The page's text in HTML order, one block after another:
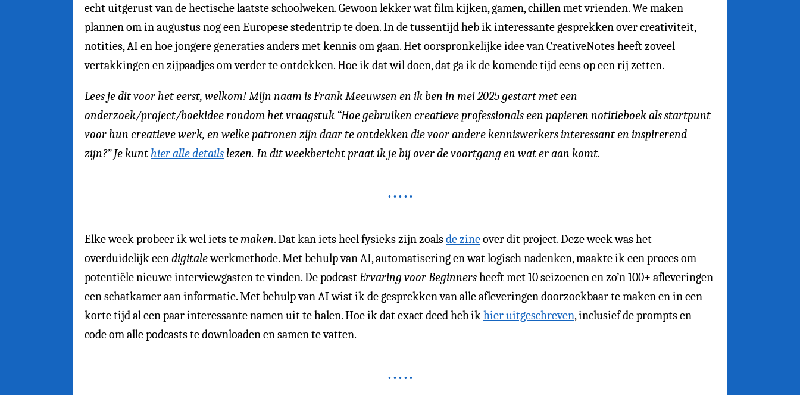
echt uitgerust van de hectische laatste schoolweken. Gewoon lekker wat film kijken, gamen, chillen met vrienden. We maken
plannen om in augustus nog een Europese stedentrip te doen. In de tussentijd heb ik interessante gesprekken over creativiteit,
notities, AI en hoe jongere generaties anders met kennis om gaan. Het oorspronkelijke idee van CreativeNotes heeft zoveel
vertakkingen en zijpaadjes om verder te ontdekken. Hoe ik dat wil doen, dat ga ik de komende tijd eens op een rij zetten.
Lees je dit voor het eerst, welkom! Mijn naam is Frank Meeuwsen en ik ben in mei 2025 gestart met een
onderzoek/project/boekidee rondom het vraagstuk “Hoe gebruiken creatieve professionals een papieren notitieboek als startpunt
voor hun creatieve werk, en welke patronen zijn daar te ontdekken die voor andere kenniswerkers interessant en inspirerend
zijn?” Je kunthier alle details lezen. In dit weekbericht praat ik je bij over de voortgang en wat er aan komt.
Elke week probeer ik wel iets temaken. Dat kan iets heel fysieks zijn zoalsde zineover dit project. Deze week was het
overduidelijk eendigitalewerkmethode. Met behulp van AI, automatisering en wat logisch nadenken, maakte ik een proces om
potentiële nieuwe interviewgasten te vinden. De podcastErvaring voor Beginnersheeft met 10 seizoenen en zo’n 100+ afleveringen
een schatkamer aan informatie. Met behulp van AI wist ik de gesprekken van alle afleveringen doorzoekbaar te maken en in een
korte tijd al een paar interessante namen uit te halen. Hoe ik dat exact deed heb ikhier uitgeschreven, inclusief de prompts en
code om alle podcasts te downloaden en samen te vatten.